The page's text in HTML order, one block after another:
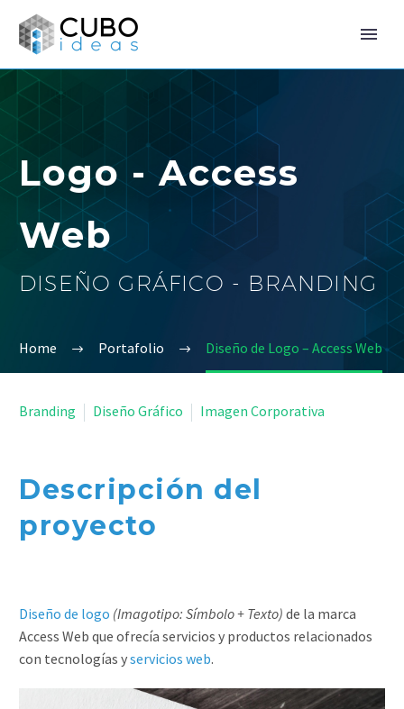
Logo - Access
Web
DISEÑO GRÁFICO - BRANDING
Home Portafolio Diseño de Logo – Access Web
Branding Diseño Gráfico Imagen Corporativa
Descripción del
proyecto
Diseño de logo (Imagotipo: Símbolo + Texto) de la marca
Access Web que ofrecía servicios y productos relacionados
con tecnologías yservicios web.